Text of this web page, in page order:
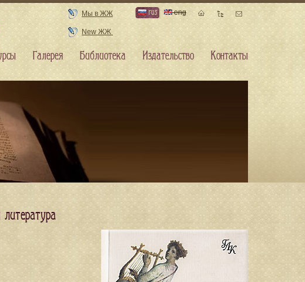
Мы в ЖЖ
New ЖЖ
rus eng
Галерея Библиотека Издательство Контакты